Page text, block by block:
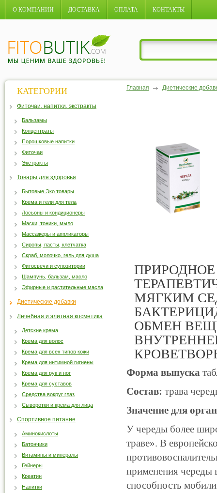
О КОМПАНИИ ДОСТАВКА ОПЛАТА КОНТАКТЫ
Главная Диетические
МЯГКИМ
ОБМЕН
Форма выпуска
Состав: трава
Значение для
У череды более
траве». В
применения череды
способность
КАТЕГОРИИ
Фиточаи, напитки, экстракты
Бальзамы
Концентраты
Порошковые напитки
Фиточаи
Экстракты
Товары для здоровья
Бытовые Эко товары
Крема и гели для тела
Лосьоны и кондиционеры
Маски, тоники, мыло
Массажеры и аппликаторы
Сиропы, пасты, клетчатка
Скраб, молочко, гель для душа
Фитосвечи и супозитории
Шампунь, бальзам, масло
Эфирные и растительные масла
Диетические добавки
Лечебная и элитная косметика
Детские крема
Крема для волос
Крема для всех типов кожи
Крема для интимной гигиены
Крема для рук и ног
Крема для суставов
Средства вокруг глаз
Сыворотки и крема для лица
Спортивное питание
Аминокислоты
Батончики
Витамины и минералы
Гейнеры
Креатин
Напитки